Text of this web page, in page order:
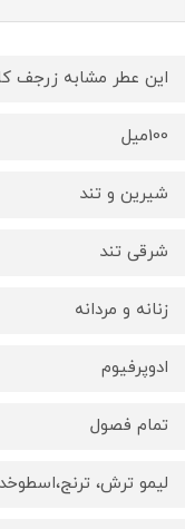
اين عطر مشابه زرجف
100ميل
شيرين و تند
شرقى تند
زنانه و مردانه
ادوپرفيوم
تمام فصول
ليمو ترش،